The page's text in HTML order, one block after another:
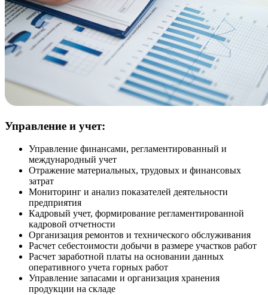
Управление и учет:
Управление финансами, регламентированный и
международный учет
Отражение материальных, трудовых и финансовых
затрат
Мониторинг и анализ показателей деятельности
предприятия
Кадровый учет, формирование регламентированной
кадровой отчетности
Организация ремонтов и технического обслуживания
Расчет себестоимости добычи в размере участков работ
Расчет заработной платы на основании данных
оперативного учета горных работ
Управление запасами и организация хранения
продукции на складе